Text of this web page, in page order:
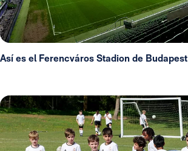
Así es el Ferencváros Stadion de Budapest